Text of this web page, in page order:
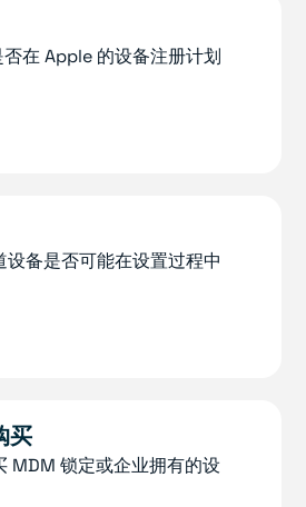
在 Apple 的设备注册计划
设备是否可能在设置过程中
买
MDM 锁定或企业拥有的设